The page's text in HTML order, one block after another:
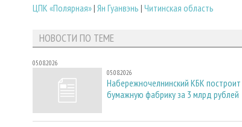
ЦПК «Полярная»| Ян Гуанвэнь | Читинская область
НОВОСТИ ПО ТЕМЕ
05.08.2026
05.08.2026
Набережночелнинский КБК
бумажную фабрику за 3 млрд рублей